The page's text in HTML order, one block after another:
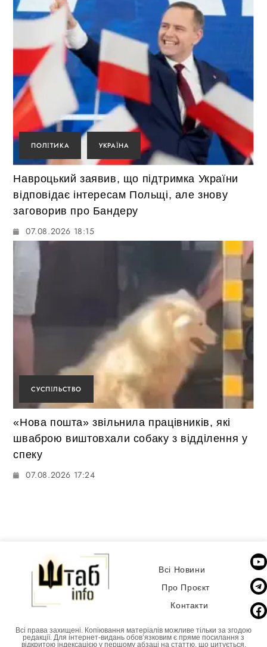
ПОЛІТИКА УКРАЇНА
Навроцький заявив, що підтримка України
відповідає інтересам Польщі, але знову
заговорив про Бандеру
07.08.2026 18:15
СУСПІЛЬСТВО
«Нова пошта» звільнила працівників, які
шваброю виштовхали собаку з відділення у
спеку
07.08.2026 17:24
Всі Новини
Про Проєкт
Контакти
Всі права захищені. Копіювання матеріалів можливе тільки за згодою
редакції. Для інтернет-видань обовʼязковим є пряме посилання з
відкритою індексацією у першому абзаці на статтю, що цитується.